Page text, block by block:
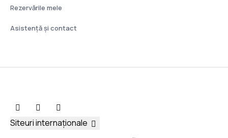
Rezervările mele
Asistenţă şi contact
Siteuri internaționale